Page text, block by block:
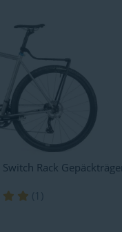
Switch Rack
(